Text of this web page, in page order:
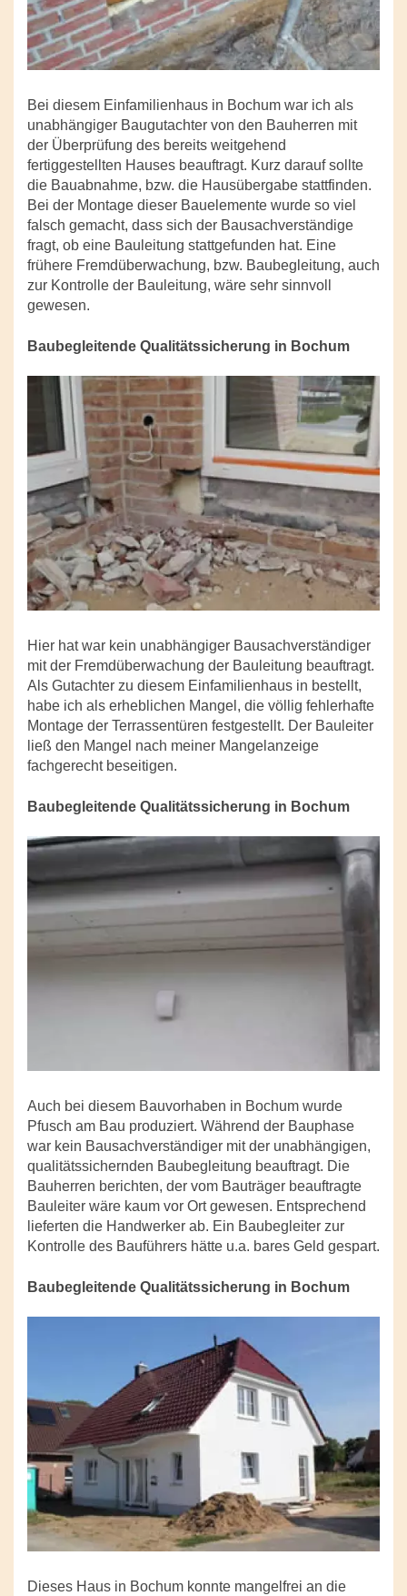
Bei diesem Einfamilienhaus in Bochum war ich als
unabhängiger Baugutachter von den Bauherren mit
der Überprüfung des bereits weitgehend
fertiggestellten Hauses beauftragt. Kurz darauf sollte
die Bauabnahme, bzw. die Hausübergabe stattfinden.
Bei der Montage dieser Bauelemente wurde so viel
falsch gemacht, dass sich der Bausachverständige
fragt, ob eine Bauleitung stattgefunden hat. Eine
frühere Fremdüberwachung, bzw. Baubegleitung, auch
zur Kontrolle der Bauleitung, wäre sehr sinnvoll
gewesen.
Baubegleitende Qualitätssicherung in Bochum
Hier hat war kein unabhängiger Bausachverständiger
mit der Fremdüberwachung der Bauleitung beauftragt.
Als Gutachter zu diesem Einfamilienhaus in bestellt,
habe ich als erheblichen Mangel, die völlig fehlerhafte
Montage der Terrassentüren festgestellt. Der Bauleiter
ließ den Mangel nach meiner Mangelanzeige
fachgerecht beseitigen.
Baubegleitende Qualitätssicherung in Bochum
Auch bei diesem Bauvorhaben in Bochum wurde
Pfusch am Bau produziert. Während der Bauphase
war kein Bausachverständiger mit der unabhängigen,
qualitätssichernden Baubegleitung beauftragt. Die
Bauherren berichten, der vom Bauträger beauftragte
Bauleiter wäre kaum vor Ort gewesen. Entsprechend
lieferten die Handwerker ab. Ein Baubegleiter zur
Kontrolle des Bauführers hätte u.a. bares Geld gespart.
Baubegleitende Qualitätssicherung in Bochum
Dieses Haus in Bochum konnte mangelfrei an die